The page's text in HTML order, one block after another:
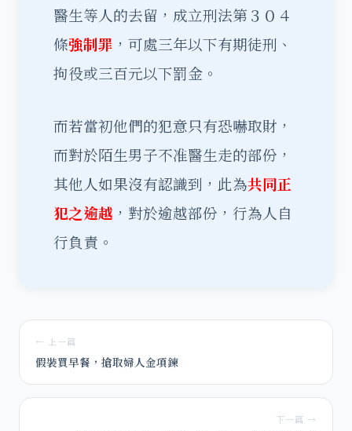
醫生等人的去留，成立刑法第３０４
條強制罪 ，可處三年以下有期徒刑、
拘役或三百元以下罰金。
而若當初他們的犯意只有恐嚇取財，
而對於陌生男子不准醫生走的部份，
其他人如果沒有認識到，此為共同正
犯之逾越 ，對於逾越部份，行為人自
行負責。
← 上一篇
假裝買早餐，搶取婦人金項鍊
下一篇 →